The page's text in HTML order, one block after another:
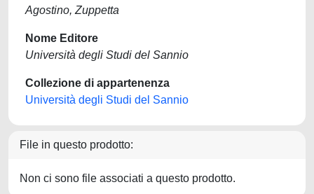
Agostino, Zuppetta
Nome Editore
Università degli Studi del Sannio
Collezione di appartenenza
Università degli Studi del Sannio
File in questo prodotto:
Non ci sono file associati a questo prodotto.